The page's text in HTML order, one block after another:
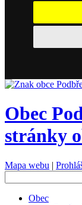
Obec
stránky
Mapa webu |
Obec